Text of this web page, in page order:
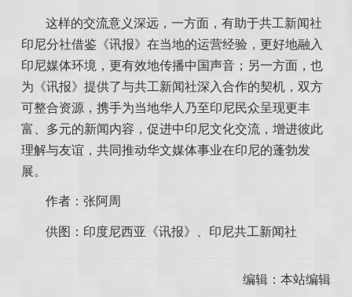
这样的交流意义深远，一方面，有助于共工新闻社
印尼分社借鉴《讯报》在当地的运营经验，更好地融入
印尼媒体环境，更有效地传播中国声音；另一方面，也
为《讯报》提供了与共工新闻社深入合作的契机，双方
可整合资源，携手为当地华人乃至印尼民众呈现更丰
富、多元的新闻内容，促进中印尼文化交流，增进彼此
理解与友谊，共同推动华文媒体事业在印尼的蓬勃发
展。
作者：张阿周
供图：印度尼西亚《讯报》、印尼共工新闻社
编辑：本站编辑